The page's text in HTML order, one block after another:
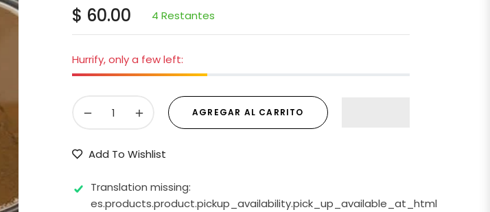
Precio
habitual
$ 60.00 4 Restantes
Hurrify, only a few left:
− + AGREGAR AL CARRITO
Add To Wishlist
Translation missing:
es.products.product.pickup_availability.pick_up_available_at_html